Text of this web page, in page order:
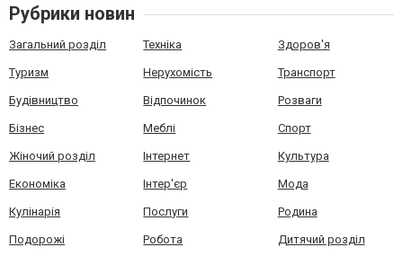
Рубрики новин
Загальний розділ Техніка Здоров'я
Туризм Нерухомість Транспорт
Будівництво Відпочинок Розваги
Бізнес Меблі Спорт
Жіночий розділ Інтернет Культура
Економіка Інтер'єр Мода
Кулінарія Послуги Родина
Подорожі Робота Дитячий розділ